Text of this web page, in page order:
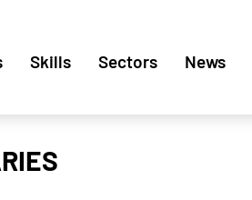
Skills Sectors News